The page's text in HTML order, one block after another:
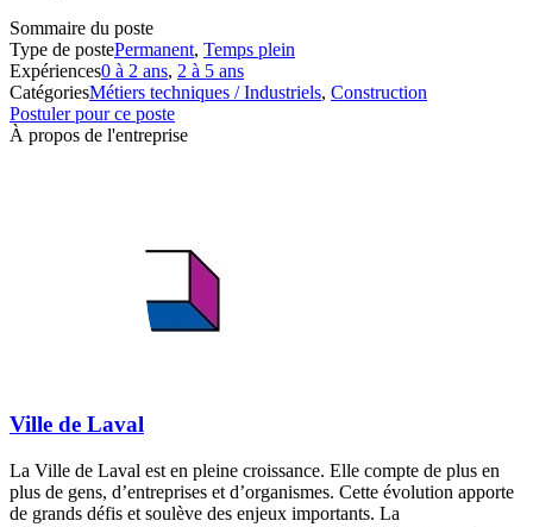
Sommaire du poste
Type de postePermanent, Temps plein
Expériences0 à 2 ans, 2 à 5 ans
CatégoriesMétiers techniques / Industriels, Construction
Postuler pour ce poste
À propos de l'entreprise
Ville de Laval
La Ville de Laval est en pleine croissance. Elle compte de plus en
plus de gens, d’entreprises et d’organismes. Cette évolution apporte
de grands défis et soulève des enjeux importants. La